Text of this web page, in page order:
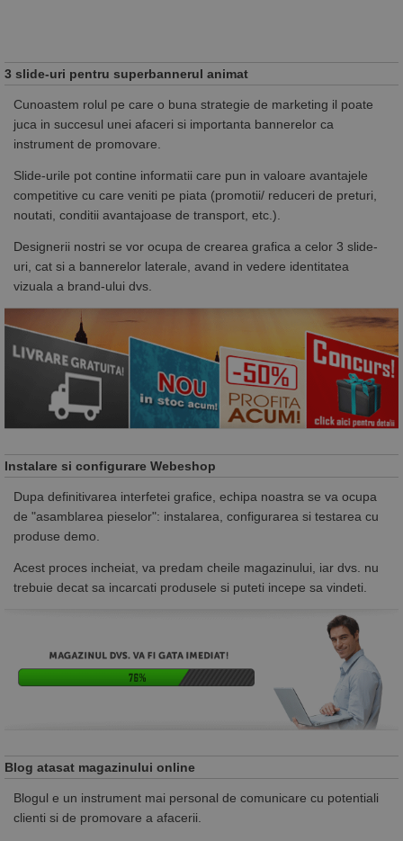
3 slide-uri pentru superbannerul animat
Cunoastem rolul pe care o buna strategie de marketing il poate
juca in succesul unei afaceri si importanta bannerelor ca
instrument de promovare.
Slide-urile pot contine informatii care pun in valoare avantajele
competitive cu care veniti pe piata (promotii/ reduceri de preturi,
noutati, conditii avantajoase de transport, etc.).
Designerii nostri se vor ocupa de crearea grafica a celor 3 slide-
uri, cat si a bannerelor laterale, avand in vedere identitatea
vizuala a brand-ului dvs.
Instalare si configurare Webeshop
Dupa definitivarea interfetei grafice, echipa noastra se va ocupa
de "asamblarea pieselor": instalarea, configurarea si testarea cu
produse demo.
Acest proces incheiat, va predam cheile magazinului, iar dvs. nu
trebuie decat sa incarcati produsele si puteti incepe sa vindeti.
Blog atasat magazinului online
Blogul e un instrument mai personal de comunicare cu potentiali
clienti si de promovare a afacerii.